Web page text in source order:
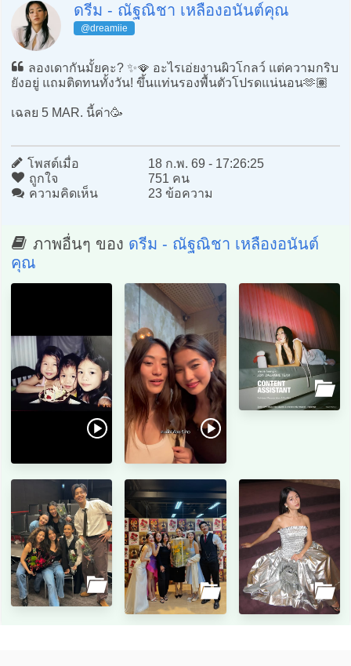
ดรีม - ณัฐณิชา เหลืองอนันต์คุณ
@dreamiie
ลองเดากันมั้ยคะ? ✨🪭 อะไรเอ่ยงานผิวโกลว์ แต่ความกริบ
ยังอยู่ แถมติดทนทั้งวัน! ขึ้นแท่นรองพื้นตัวโปรดแน่นอน🫶🏽
เฉลย 5 MAR. นี้ค่า🥳
โพสต์เมื่อ
18 ก.พ. 69 - 17:26:25
ถูกใจ
751 คน
ความคิดเห็น
23 ข้อความ
ภาพอื่นๆ ของ ดรีม - ณัฐณิชา เหลืองอนันต์
คุณ